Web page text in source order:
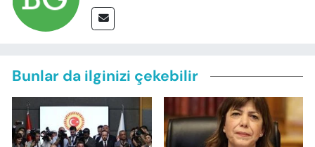
Bunlar da ilginizi çekebilir